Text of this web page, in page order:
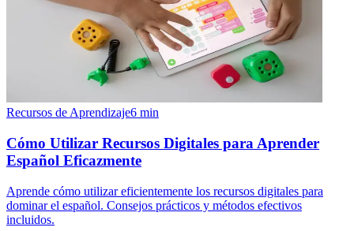
Recursos de Aprendizaje6 min
Cómo Utilizar Recursos Digitales para Aprender
Español Eficazmente
Aprende cómo utilizar eficientemente los recursos digitales para
dominar el español. Consejos prácticos y métodos efectivos
incluidos.